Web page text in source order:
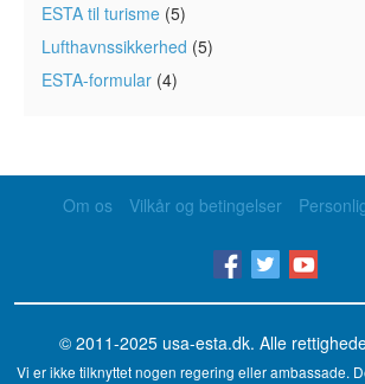
ESTA til turisme (5)
Lufthavnssikkerhed (5)
ESTA-formular (4)
Om os Vilkår og betingelser
© 2011-2025 usa-esta.dk. Alle
Vi er ikke tilknyttet nogen regering eller ambassade.